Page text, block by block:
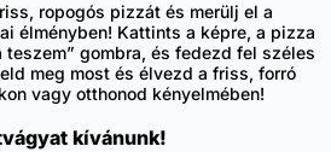
ropogós pizzát és merülj el a
élményben! Kattints a képre, a pizza
teszem” gombra, és fedezd fel széles
meg most és élvezd a friss, forró
vagy otthonod kényelmében!
kívánunk!